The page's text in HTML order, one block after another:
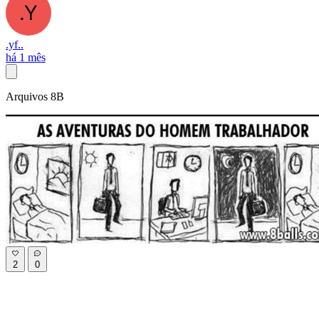
.yf..
há 1 mês
Arquivos 8B
2 0